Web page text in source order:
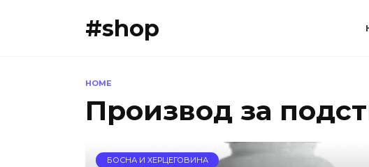
#shop
HOME
Производ за
БОСНА И ХЕРЦЕГОВИНА